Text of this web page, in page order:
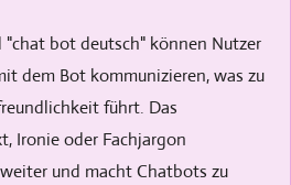
bot deutsch" können Nutzer
dem Bot kommunizieren, was zu
führt. Das
Ironie oder Fachjargon
und macht Chatbots zu